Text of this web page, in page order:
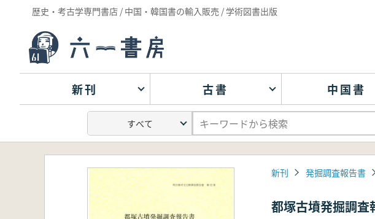
歴史・考古学専門書店 / 中国・韓国書の輸入販売 / 学術図書出版
新刊 古書 中国書
新刊 発掘調査報告書
都塚古墳発掘調